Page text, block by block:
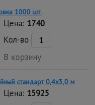
1000 шт.
Цена: 1740
Кол-во
В корзину
стандарт 0,4x3,0 м
Цена: 15925